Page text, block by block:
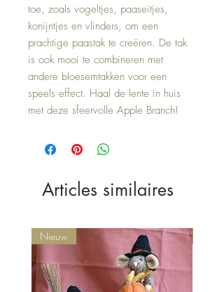
toe, zoals vogeltjes, paaseitjes,
konijntjes en vlinders, om een
prachtige paastak te creëren. De tak
is ook mooi te combineren met
andere bloesemtakken voor een
speels effect. Haal de lente in huis
met deze sfeervolle Apple Branch!
Articles similaires
Nieuw